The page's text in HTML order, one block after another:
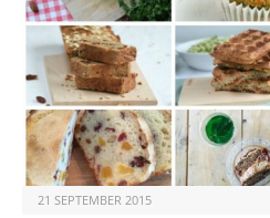
21 SEPTEMBER 2015